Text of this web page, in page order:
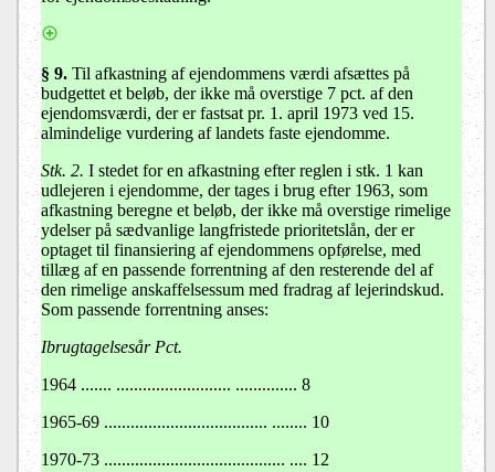
§ 9. Til afkastning af ejendommens værdi afsættes på
budgettet et beløb, der ikke må overstige 7 pct. af den
ejendomsværdi, der er fastsat pr. 1. april 1973 ved 15.
almindelige vurdering af landets faste ejendomme.
Stk. 2. I stedet for en afkastning efter reglen i stk. 1 kan
udlejeren i ejendomme, der tages i brug efter 1963, som
afkastning beregne et beløb, der ikke må overstige rimelige
ydelser på sædvanlige langfristede prioritetslån, der er
optaget til finansiering af ejendommens opførelse, med
tillæg af en passende forrentning af den resterende del af
den rimelige anskaffelsessum med fradrag af lejerindskud.
Som passende forrentning anses:
Ibrugtagelsesår Pct.
1964 ....... .......................... .............. 8
1965-69 ..................................... ........ 10
1970-73 ......................................... .... 12